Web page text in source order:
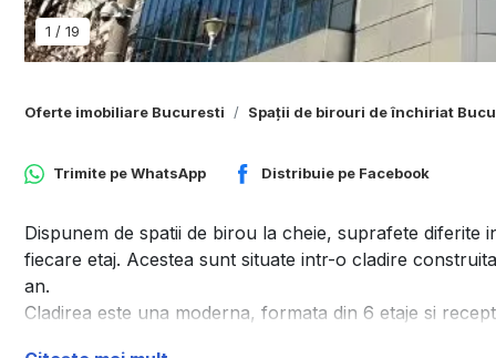
1 / 19
Oferte imobiliare Bucuresti Spații de birouri de închiriat
Trimite peWhatsApp Distribuie pe Facebook
Dispunem de spatii de birou la cheie, suprafete
fiecare etaj. Acestea sunt situate intr-o cladire
an.
Cladirea este una moderna, formata din 6 etaje si